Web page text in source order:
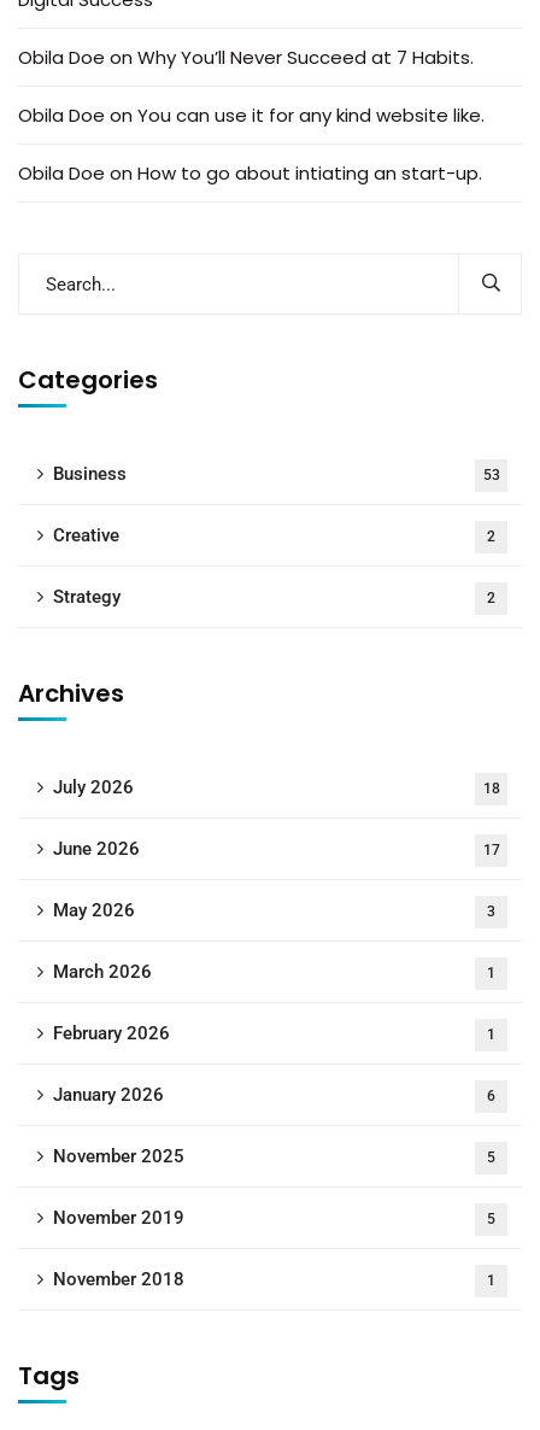
Obila Doe on Why You’ll Never Succeed at 7 Habits.
Obila Doe on You can use it for any kind website like.
Obila Doe on How to go about intiating an start-up.
Categories
Business 53
Creative 2
Strategy 2
Archives
July 2026 18
June 2026 17
May 2026 3
March 2026 1
February 2026 1
January 2026 6
November 2025 5
November 2019 5
November 2018 1
Tags